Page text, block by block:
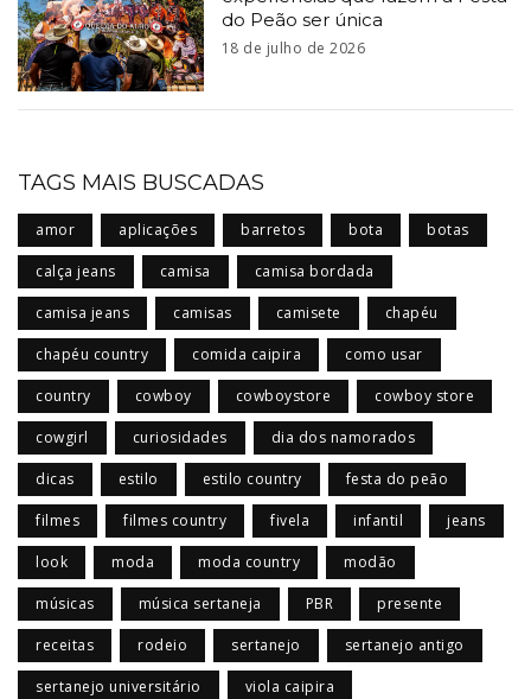
do Peão ser única
18 de julho de 2026
TAGS MAIS BUSCADAS
amor aplicações barretos bota botas
calça jeans camisa camisa bordada
camisa jeans camisas camisete chapéu
chapéu country comida caipira como usar
country cowboy cowboystore cowboy store
cowgirl curiosidades dia dos namorados
dicas estilo estilo country festa do peão
filmes filmes country fivela infantil jeans
look moda moda country modão
músicas música sertaneja PBR presente
receitas rodeio sertanejo sertanejo antigo
sertanejo universitário viola caipira